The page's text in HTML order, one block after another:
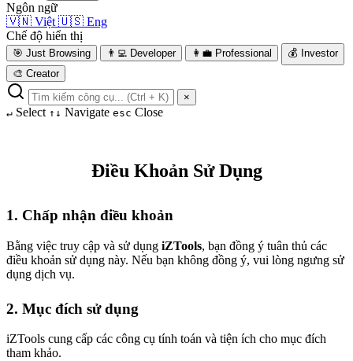
Ngôn ngữ
🇻🇳 Việt 🇺🇸 Eng
Chế độ hiển thị
🎯 Just Browsing 👨‍💻 Developer 👩‍💼 Professional 💰 Investor
🎨 Creator
×
↵ Select ↑↓ Navigate esc Close
Điều Khoản Sử Dụng
1. Chấp nhận điều khoản
Bằng việc truy cập và sử dụng iZTools, bạn đồng ý tuân thủ các
điều khoản sử dụng này. Nếu bạn không đồng ý, vui lòng ngưng sử
dụng dịch vụ.
2. Mục đích sử dụng
iZTools cung cấp các công cụ tính toán và tiện ích cho mục đích
tham khảo.